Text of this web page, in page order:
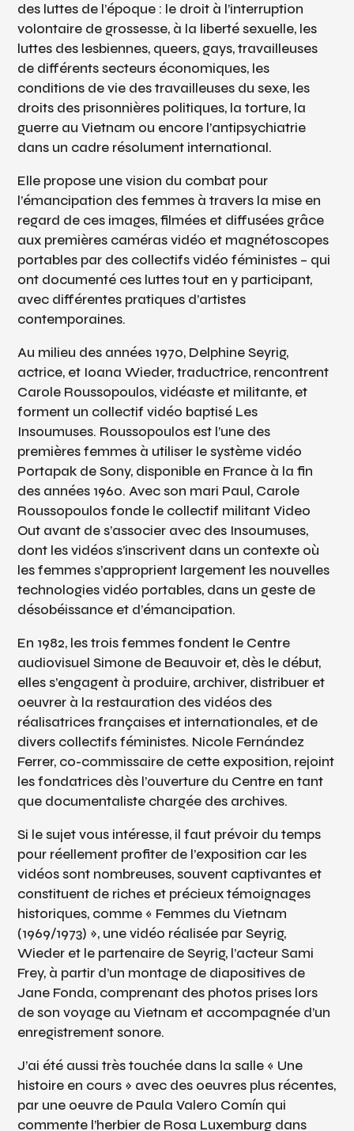
des luttes de l’époque : le droit à l’interruption
volontaire de grossesse, à la liberté sexuelle, les
luttes des lesbiennes, queers, gays, travailleuses
de différents secteurs économiques, les
conditions de vie des travailleuses du sexe, les
droits des prisonnières politiques, la torture, la
guerre au Vietnam ou encore l’antipsychiatrie
dans un cadre résolument international.
Elle propose une vision du combat pour
l’émancipation des femmes à travers la mise en
regard de ces images, filmées et diffusées grâce
aux premières caméras vidéo et magnétoscopes
portables par des collectifs vidéo féministes – qui
ont documenté ces luttes tout en y participant,
avec différentes pratiques d’artistes
contemporaines.
Au milieu des années 1970, Delphine Seyrig,
actrice, et Ioana Wieder, traductrice, rencontrent
Carole Roussopoulos, vidéaste et militante, et
forment un collectif vidéo baptisé Les
Insoumuses. Roussopoulos est l’une des
premières femmes à utiliser le système vidéo
Portapak de Sony, disponible en France à la fin
des années 1960. Avec son mari Paul, Carole
Roussopoulos fonde le collectif militant Video
Out avant de s’associer avec des Insoumuses,
dont les vidéos s’inscrivent dans un contexte où
les femmes s’approprient largement les nouvelles
technologies vidéo portables, dans un geste de
désobéissance et d’émancipation.
En 1982, les trois femmes fondent le Centre
audiovisuel Simone de Beauvoir et, dès le début,
elles s’engagent à produire, archiver, distribuer et
oeuvrer à la restauration des vidéos des
réalisatrices françaises et internationales, et de
divers collectifs féministes. Nicole Fernández
Ferrer, co-commissaire de cette exposition, rejoint
les fondatrices dès l’ouverture du Centre en tant
que documentaliste chargée des archives.
Si le sujet vous intéresse, il faut prévoir du temps
pour réellement profiter de l’exposition car les
vidéos sont nombreuses, souvent captivantes et
constituent de riches et précieux témoignages
historiques, comme « Femmes du Vietnam
(1969/1973) », une vidéo réalisée par Seyrig,
Wieder et le partenaire de Seyrig, l’acteur Sami
Frey, à partir d’un montage de diapositives de
Jane Fonda, comprenant des photos prises lors
de son voyage au Vietnam et accompagnée d’un
enregistrement sonore.
J’ai été aussi très touchée dans la salle « Une
histoire en cours » avec des oeuvres plus récentes,
par une oeuvre de Paula Valero Comín qui
commente l’herbier de Rosa Luxemburg dans